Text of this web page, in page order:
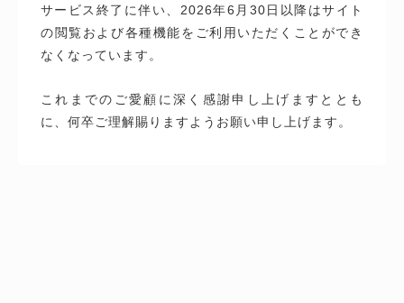
サービス終了に伴い、2026年6月30日以降はサイト
の閲覧および各種機能をご利用いただくことができ
なくなっています。
これまでのご愛顧に深く感謝申し上げますととも
に、何卒ご理解賜りますようお願い申し上げます。